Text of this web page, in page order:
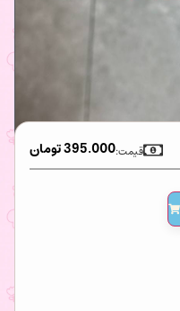
395.000تومان قیمت: